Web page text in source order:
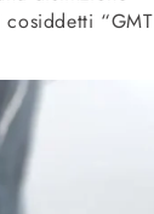
“GMT